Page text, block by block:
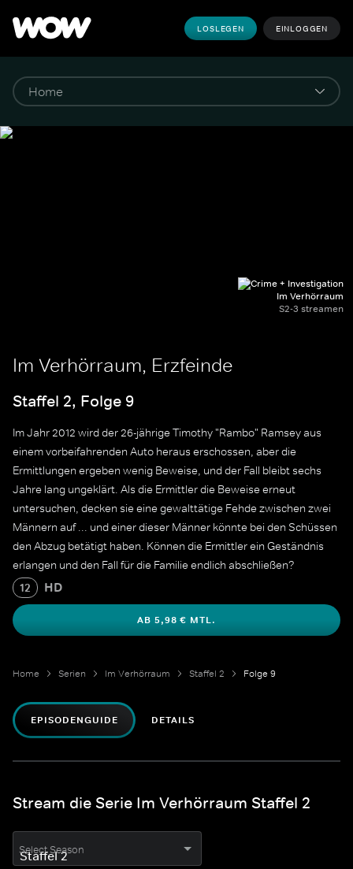
LOSLEGEN EINLOGGEN
Im Verhörraum
S2-3 streamen
Im Verhörraum, Erzfeinde
Staffel 2, Folge 9
Im Jahr 2012 wird der 26-jährige Timothy "Rambo" Ramsey aus
einem vorbeifahrenden Auto heraus erschossen, aber die
Ermittlungen ergeben wenig Beweise, und der Fall bleibt sechs
Jahre lang ungeklärt. Als die Ermittler die Beweise erneut
untersuchen, decken sie eine gewalttätige Fehde zwischen zwei
Männern auf ... und einer dieser Männer könnte bei den Schüssen
den Abzug betätigt haben. Können die Ermittler ein Geständnis
erlangen und den Fall für die Familie endlich abschließen?
12
HD
AB 5,98 € MTL.
Home Serien Im Verhörraum Staffel 2 Folge 9
EPISODENGUIDE DETAILS
Stream die Serie Im Verhörraum Staffel 2
Select Season